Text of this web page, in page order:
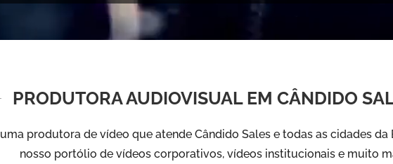
PRODUTORA AUDIOVISUAL EM CÂNDIDO
uma produtora de vídeo que atende Cândido Sales e todas as cidades da
nosso portólio de vídeos corporativos, vídeos institucionais e muito